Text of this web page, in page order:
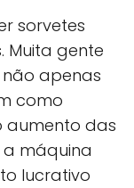
sorvetes
Muita gente
apenas
como
aumento das
máquina
lucrativo